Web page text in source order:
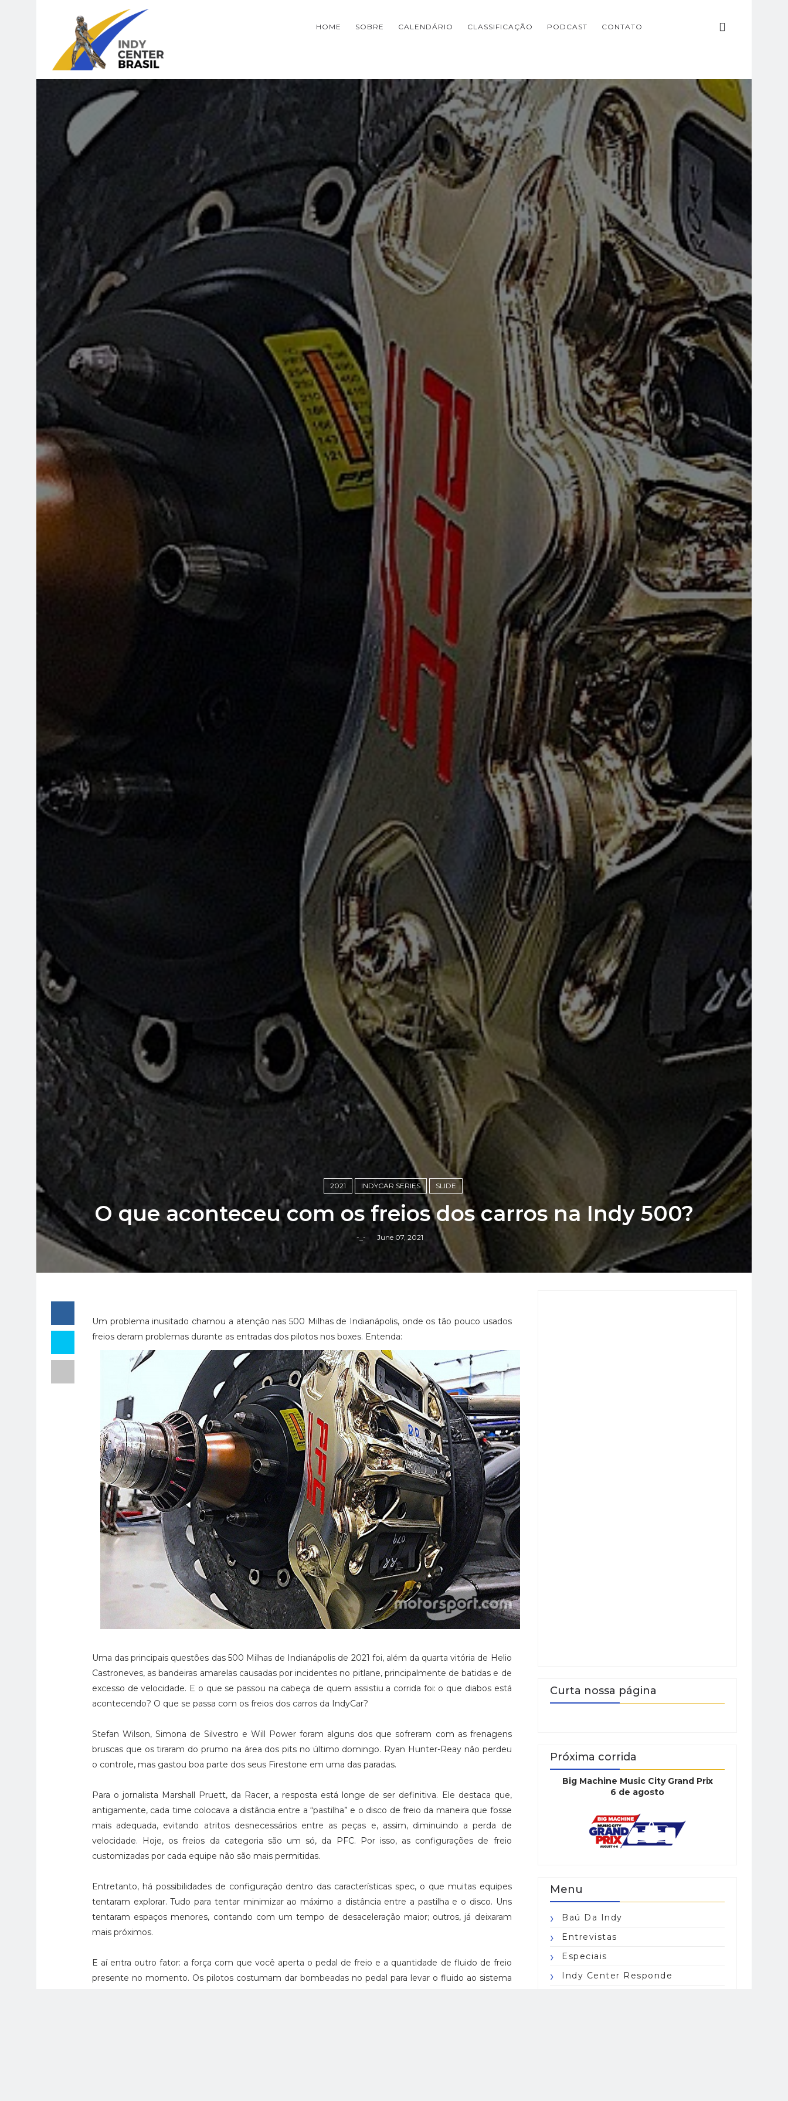
HOME SOBRE CALENDÁRIO CLASSIFICAÇÃO PODCAST CONTATO
2021 INDYCAR SERIES SLIDE
O que aconteceu com os freios dos carros na Indy 500?
-_- June 07, 2021
Um problema inusitado chamou a atenção nas 500 Milhas de Indianápolis, onde os tão pouco usados
freios deram problemas durante as entradas dos pilotos nos boxes. Entenda:
Uma das principais questões das 500 Milhas de Indianápolis de 2021 foi, além da quarta vitória de Helio
Castroneves, as bandeiras amarelas causadas por incidentes no pitlane, principalmente de batidas e de
excesso de velocidade. E o que se passou na cabeça de quem assistiu a corrida foi: o que diabos está
acontecendo? O que se passa com os freios dos carros da IndyCar?
Stefan Wilson, Simona de Silvestro e Will Power foram alguns dos que sofreram com as frenagens
bruscas que os tiraram do prumo na área dos pits no último domingo. Ryan Hunter-Reay não perdeu
o controle, mas gastou boa parte dos seus Firestone em uma das paradas.
Para o jornalista Marshall Pruett, da Racer, a resposta está longe de ser definitiva. Ele destaca que,
antigamente, cada time colocava a distância entre a “pastilha” e o disco de freio da maneira que fosse
mais adequada, evitando atritos desnecessários entre as peças e, assim, diminuindo a perda de
velocidade. Hoje, os freios da categoria são um só, da PFC. Por isso, as configurações de freio
customizadas por cada equipe não são mais permitidas.
Entretanto, há possibilidades de configuração dentro das características spec, o que muitas equipes
tentaram explorar. Tudo para tentar minimizar ao máximo a distância entre a pastilha e o disco. Uns
tentaram espaços menores, contando com um tempo de desaceleração maior; outros, já deixaram
mais próximos.
E aí entra outro fator: a força com que você aperta o pedal de freio e a quantidade de fluido de freio
presente no momento. Os pilotos costumam dar bombeadas no pedal para levar o fluido ao sistema
Curta nossa página
Próxima corrida
Big Machine Music City Grand Prix
6 de agosto
Menu
Baú Da Indy
Entrevistas
Especiais
Indy Center Responde